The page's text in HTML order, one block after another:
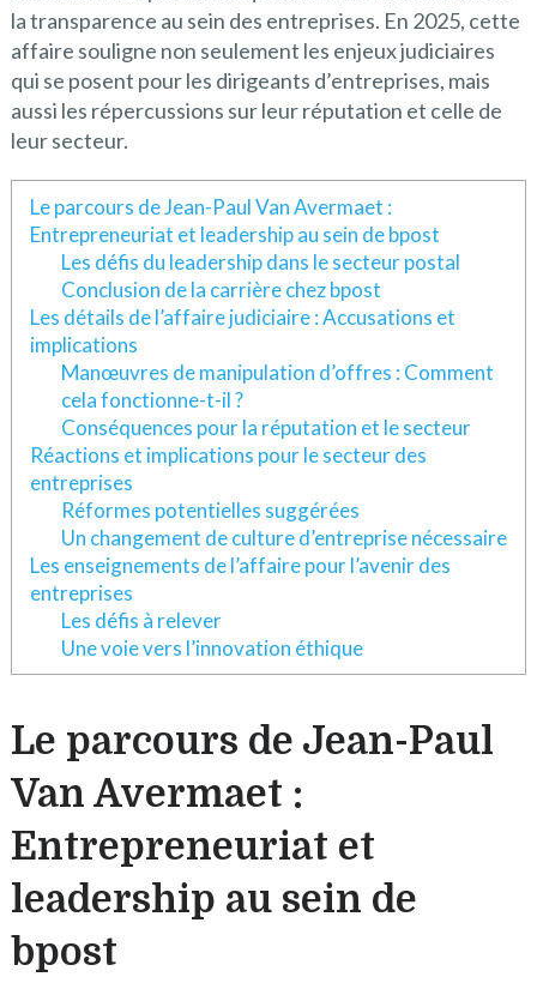
la transparence au sein des entreprises. En 2025, cette
affaire souligne non seulement les enjeux judiciaires
qui se posent pour les dirigeants d’entreprises, mais
aussi les répercussions sur leur réputation et celle de
leur secteur.
Le parcours de Jean-Paul Van Avermaet :
Entrepreneuriat et leadership au sein de bpost
Les défis du leadership dans le secteur postal
Conclusion de la carrière chez bpost
Les détails de l’affaire judiciaire : Accusations et
implications
Manœuvres de manipulation d’offres : Comment
cela fonctionne-t-il ?
Conséquences pour la réputation et le secteur
Réactions et implications pour le secteur des
entreprises
Réformes potentielles suggérées
Un changement de culture d’entreprise nécessaire
Les enseignements de l’affaire pour l’avenir des
entreprises
Les défis à relever
Une voie vers l’innovation éthique
Le parcours de Jean-Paul
Van Avermaet :
Entrepreneuriat et
leadership au sein de
bpost